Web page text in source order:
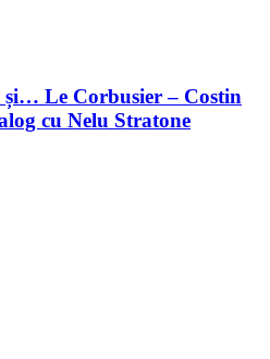
și… Le Corbusier – Costin
cu Nelu Stratone